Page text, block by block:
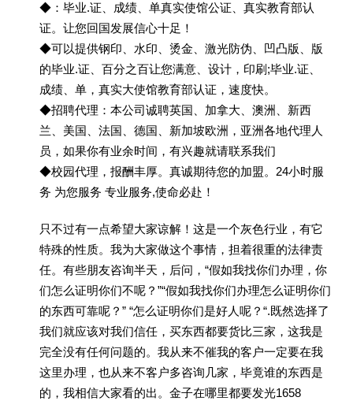
◆：毕业.证、成绩、单真实使馆公证、真实教育部认
证。让您回国发展信心十足！
◆可以提供钢印、水印、烫金、激光防伪、凹凸版、版
的毕业.证、百分之百让您满意、设计，印刷;毕业.证、
成绩、单，真实大使馆教育部认证，速度快。
◆招聘代理：本公司诚聘英国、加拿大、澳洲、新西
兰、美国、法国、德国、新加坡欧洲，亚洲各地代理人
员，如果你有业余时间，有兴趣就请联系我们
◆校园代理，报酬丰厚。真诚期待您的加盟。24小时服
务 为您服务 专业服务,使命必赴！
只不过有一点希望大家谅解！这是一个灰色行业，有它
特殊的性质。我为大家做这个事情，担着很重的法律责
任。有些朋友咨询半天，后问，“假如我找你们办理，你
们怎么证明你们不呢？”“假如我找你们办理怎么证明你们
的东西可靠呢？” “怎么证明你们是好人呢？“.既然选择了
我们就应该对我们信任，买东西都要货比三家，这我是
完全没有任何问题的。我从来不催我的客户一定要在我
这里办理，也从来不客户多咨询几家，毕竟谁的东西是
的，我相信大家看的出。金子在哪里都要发光1658